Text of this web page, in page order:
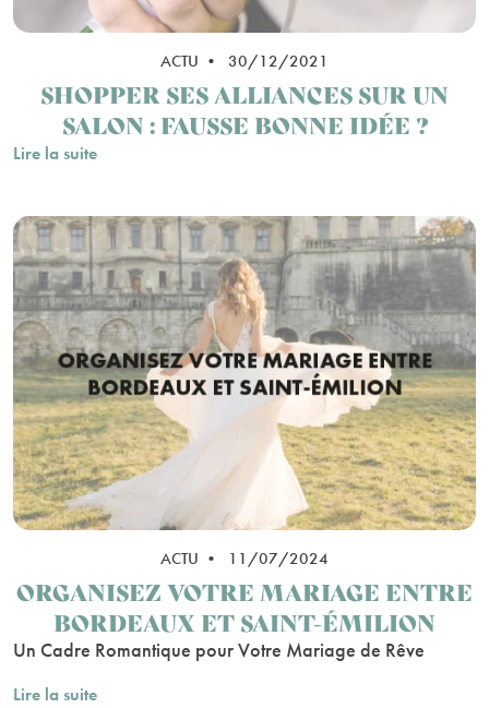
ACTU • 30/12/2021
SHOPPER SES ALLIANCES SUR UN
SALON : FAUSSE BONNE IDÉE ?
Lire la suite
ACTU • 11/07/2024
ORGANISEZ VOTRE MARIAGE ENTRE
BORDEAUX ET SAINT-ÉMILION
Un Cadre Romantique pour Votre Mariage de Rêve
Lire la suite